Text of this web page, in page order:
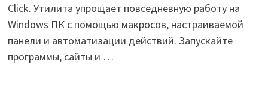
Click. Утилита упрощает повседневную работу на
Windows ПК с помощью макросов, настраиваемой
панели и автоматизации действий. Запускайте
программы, сайты и …